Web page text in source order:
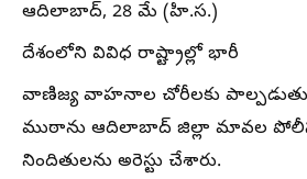
ఆదిలాబాద్, 28 మే (హి.స.)
దేశంలోని వివిధ రాష్ట్రాల్లో భారీ
వాణిజ్య వాహనాల చోరీలకు
ముఠాను ఆదిలాబాద్ జిల్లా మావల
నిందితులను అరెస్టు చేశారు.